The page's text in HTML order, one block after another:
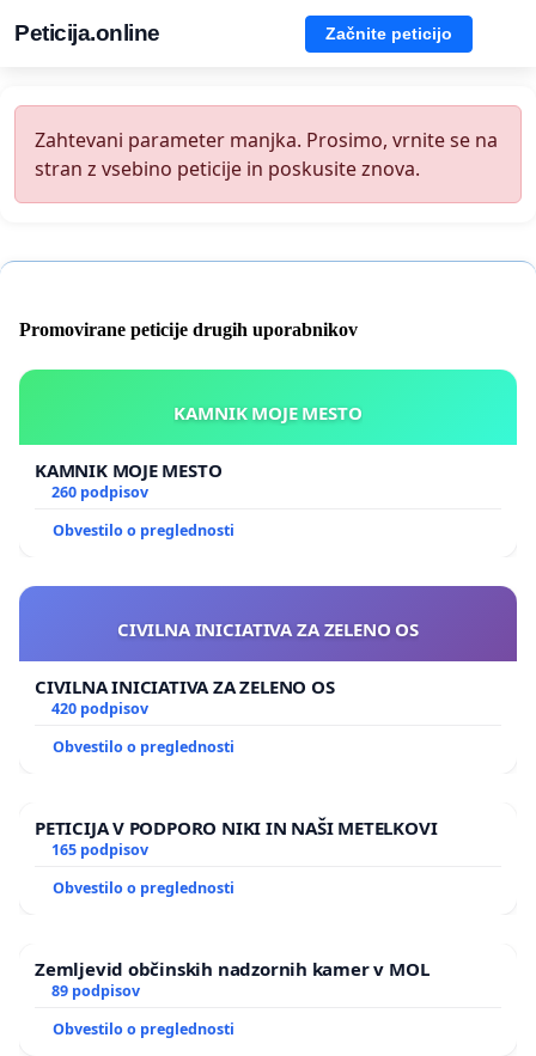
Peticija.online Začnite peticijo
Zahtevani parameter manjka. Prosimo, vrnite se na
stran z vsebino peticije in poskusite znova.
Promovirane peticije drugih uporabnikov
KAMNIK MOJE MESTO
KAMNIK MOJE MESTO
260 podpisov
Obvestilo o preglednosti
CIVILNA INICIATIVA ZA ZELENO OS
CIVILNA INICIATIVA ZA ZELENO OS
420 podpisov
Obvestilo o preglednosti
PETICIJA V PODPORO NIKI IN NAŠI METELKOVI
165 podpisov
Obvestilo o preglednosti
Zemljevid občinskih nadzornih kamer v MOL
89 podpisov
Obvestilo o preglednosti